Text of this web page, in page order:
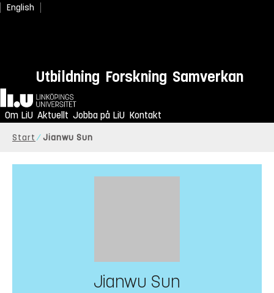
English
Utbildning Forskning Samverkan
Hem
Om LiU Aktuellt Jobba på LiU Kontakt
Start Jianwu Sun
Jianwu Sun